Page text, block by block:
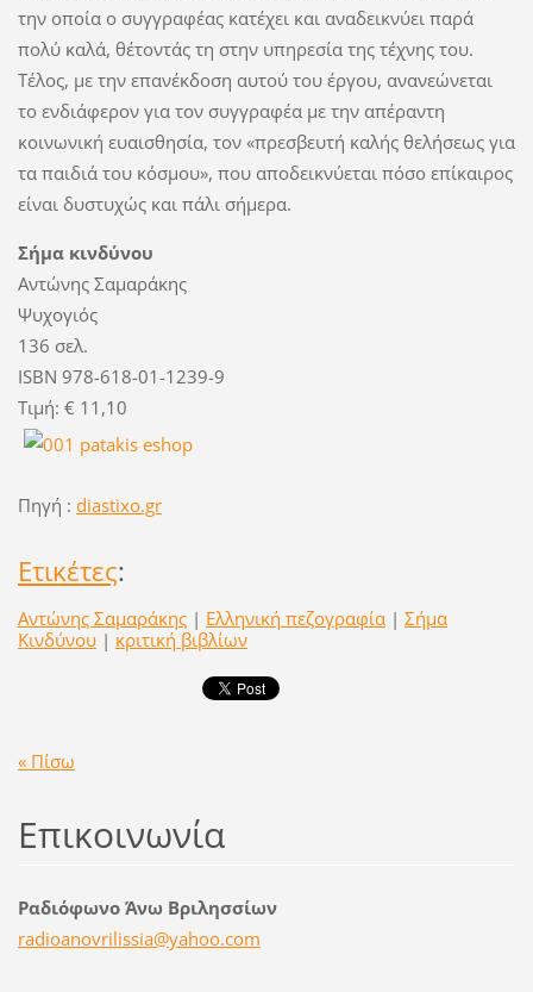
την οποία ο συγγραφέας κατέχει και αναδεικνύει παρά
πολύ καλά, θέτοντάς τη στην υπηρεσία της τέχνης του.
Τέλος, με την επανέκδοση αυτού του έργου, ανανεώνεται
το ενδιάφερον για τον συγγραφέα με την απέραντη
κοινωνική ευαισθησία, τον «πρεσβευτή καλής θελήσεως για
τα παιδιά του κόσμου», που αποδεικνύεται πόσο επίκαιρος
είναι δυστυχώς και πάλι σήμερα.
Σήμα κινδύνου
Αντώνης Σαμαράκης
Ψυχογιός
136 σελ.
ISBN 978-618-01-1239-9
Τιμή: € 11,10
Πηγή : diastixo.gr
Ετικέτες:
Αντώνης Σαμαράκης | Ελληνική πεζογραφία | Σήμα
Κινδύνου | κριτική βιβλίων
« Πίσω
Επικοινωνία
Ραδιόφωνο Άνω Βριλησσίων
radioanovrilissia@yahoo.com